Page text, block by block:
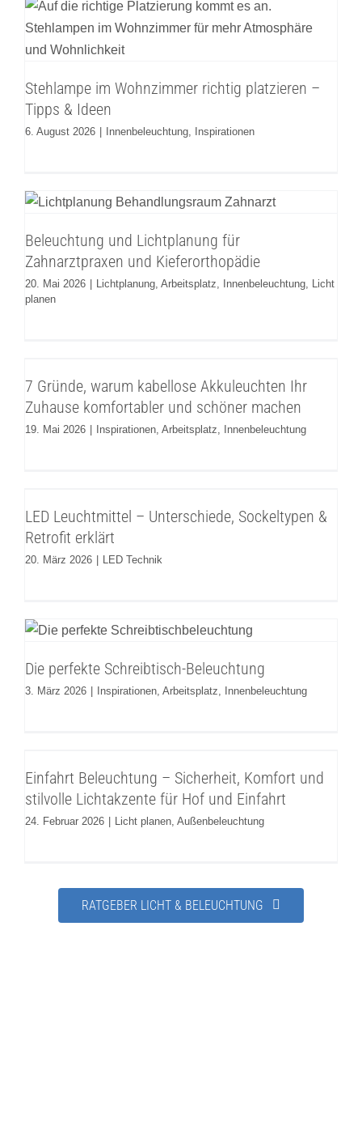
Stehlampe im Wohnzimmer richtig
platzieren – Tipps & Ideen
Stehlampe im Wohnzimmer richtig platzieren –
Tipps & Ideen
6. August 2026 Innenbeleuchtung, Inspirationen
Zahnarztpraxen und Kieferorthopädie
Lichtplanung Arbeitsplatz Innenbeleuchtung
planen
Beleuchtung und Lichtplanung für
Zahnarztpraxen und Kieferorthopädie
20. Mai 2026 Lichtplanung, Arbeitsplatz Innenbeleuchtung,
Licht
planen
machen
Inspirationen Arbeitsplatz Innenbeleuchtung
7 Gründe, warum kabellose Akkuleuchten Ihr
Zuhause komfortabler und schöner machen
19. Mai 2026 Inspirationen, Arbeitsplatz Innenbeleuchtung
Sockeltypen & Retrofit erklärt
LED Leuchtmittel – Unterschiede, Sockeltypen &
Retrofit erklärt
20. März 2026 LED Technik
Die perfekte Schreibtisch-Beleuchtung
Inspirationen Arbeitsplatz Innenbeleuchtung
Die perfekte Schreibtisch-Beleuchtung
3. März 2026 Inspirationen, Arbeitsplatz Innenbeleuchtung
und Einfahrt
Licht planen Außenbeleuchtung
Einfahrt Beleuchtung – Sicherheit, Komfort und
stilvolle Lichtakzente für Hof und Einfahrt
24. Februar 2026 Licht planen, Außenbeleuchtung
RATGEBER LICHT & BELEUCHTUNG